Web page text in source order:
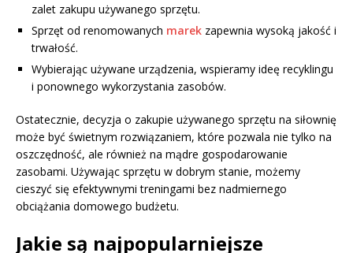
zalet zakupu używanego sprzętu.
Sprzęt od renomowanych marek zapewnia wysoką jakość i
trwałość.
Wybierając używane urządzenia, wspieramy ideę recyklingu
i ponownego wykorzystania zasobów.
Ostatecznie, decyzja o zakupie używanego sprzętu na siłownię
może być świetnym rozwiązaniem, które pozwala nie tylko na
oszczędność, ale również na mądre gospodarowanie
zasobami. Używając sprzętu w dobrym stanie, możemy
cieszyć się efektywnymi treningami bez nadmiernego
obciążania domowego budżetu.
Jakie są najpopularniejsze